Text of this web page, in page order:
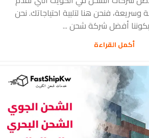
فنحن هنا لتلبية احتياجاتك. نحن
أفضل شركة شحن ...
أكمل القراءة